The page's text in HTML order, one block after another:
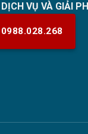
VỤ VÀ GIẢI
0988.028.268